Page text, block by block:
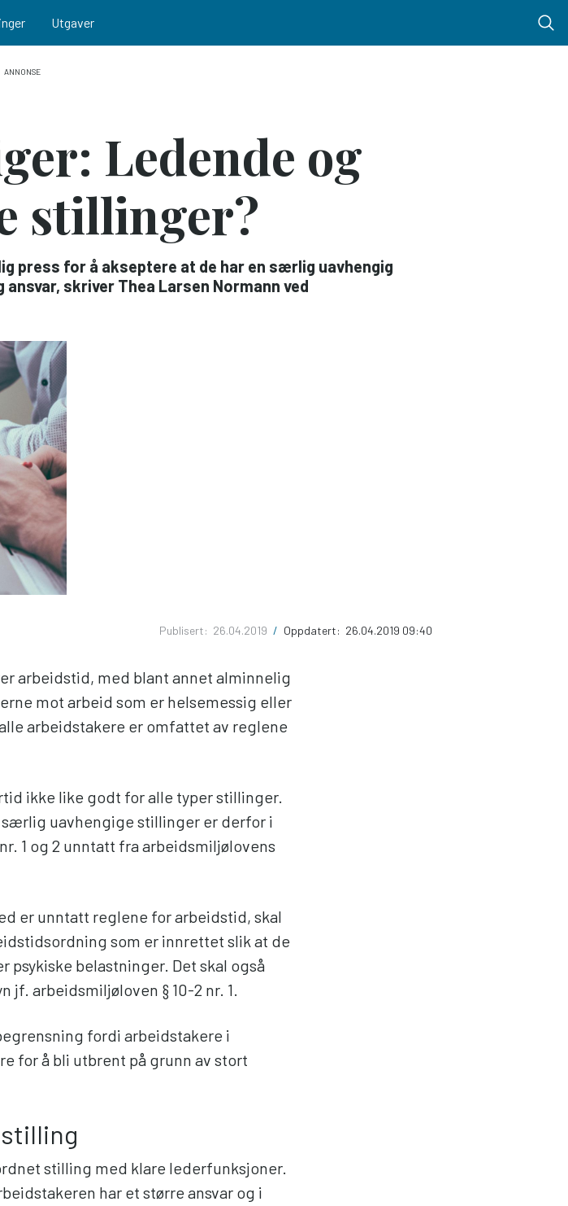
Utgaver
Ledende og
stillinger?
press for å akseptere at de har en særlig uavhengig
skriver Thea Larsen Normann ved
Publisert: 26.04.2019 / Oppdatert: 26.04.2019 09:40
arbeidstid, med blant annet alminnelig
mot arbeid som er helsemessig eller
arbeidstakere er omfattet av reglene
ikke like godt for alle typer stillinger.
uavhengige stillinger er derfor i
1 og 2 unntatt fra arbeidsmiljølovens
er unntatt reglene for arbeidstid, skal
som er innrettet slik at de
belastninger. Det skal også
arbeidsmiljøloven § 10-2 nr. 1.
fordi arbeidstakere i
for å bli utbrent på grunn av stort
stilling med klare lederfunksjoner.
har et større ansvar og i